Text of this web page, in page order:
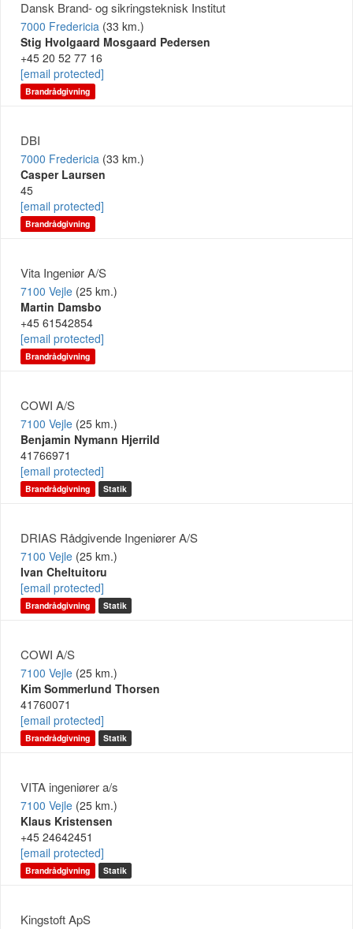
Dansk Brand- og sikringsteknisk Institut
7000 Fredericia (33 km.)
Stig Hvolgaard Mosgaard Pedersen
+45 20 52 77 16
[email protected]
Brandrådgivning
DBI
7000 Fredericia (33 km.)
Casper Laursen
45
[email protected]
Brandrådgivning
Vita Ingeniør A/S
7100 Vejle (25 km.)
Martin Damsbo
+45 61542854
[email protected]
Brandrådgivning
COWI A/S
7100 Vejle (25 km.)
Benjamin Nymann Hjerrild
41766971
[email protected]
Brandrådgivning Statik
DRIAS Rådgivende Ingeniører A/S
7100 Vejle (25 km.)
Ivan Cheltuitoru
[email protected]
Brandrådgivning Statik
COWI A/S
7100 Vejle (25 km.)
Kim Sommerlund Thorsen
41760071
[email protected]
Brandrådgivning Statik
VITA ingeniører a/s
7100 Vejle (25 km.)
Klaus Kristensen
+45 24642451
[email protected]
Brandrådgivning Statik
Kingstoft ApS